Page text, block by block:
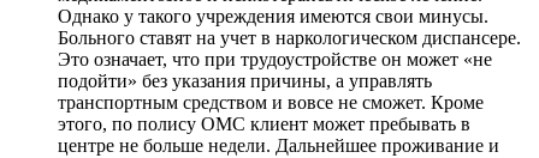
Однако у такого учреждения имеются свои минусы.
Больного ставят на учет в наркологическом диспансере.
Это означает, что при трудоустройстве он может «не
подойти» без указания причины, а управлять
транспортным средством и вовсе не сможет. Кроме
этого, по полису ОМС клиент может пребывать в
центре не больше недели. Дальнейшее проживание и